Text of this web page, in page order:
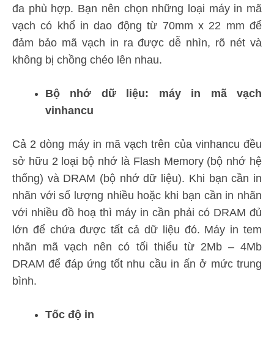
đa phù hợp. Bạn nên chọn những loại máy in mã
vạch có khổ in dao động từ 70mm x 22 mm để
đảm bảo mã vạch in ra được dễ nhìn, rõ nét và
không bị chồng chéo lên nhau.
Bộ nhớ dữ liệu: máy in mã vạch
vinhancu
Cả 2 dòng máy in mã vạch trên của vinhancu đều
sở hữu 2 loại bộ nhớ là Flash Memory (bộ nhớ hệ
thống) và DRAM (bộ nhớ dữ liệu). Khi bạn cần in
nhãn với số lượng nhiều hoặc khi bạn cần in nhãn
với nhiều đồ hoạ thì máy in cần phải có DRAM đủ
lớn để chứa được tất cả dữ liệu đó. Máy in tem
nhãn mã vạch nên có tối thiểu từ 2Mb – 4Mb
DRAM để đáp ứng tốt nhu cầu in ấn ở mức trung
bình.
Tốc độ in